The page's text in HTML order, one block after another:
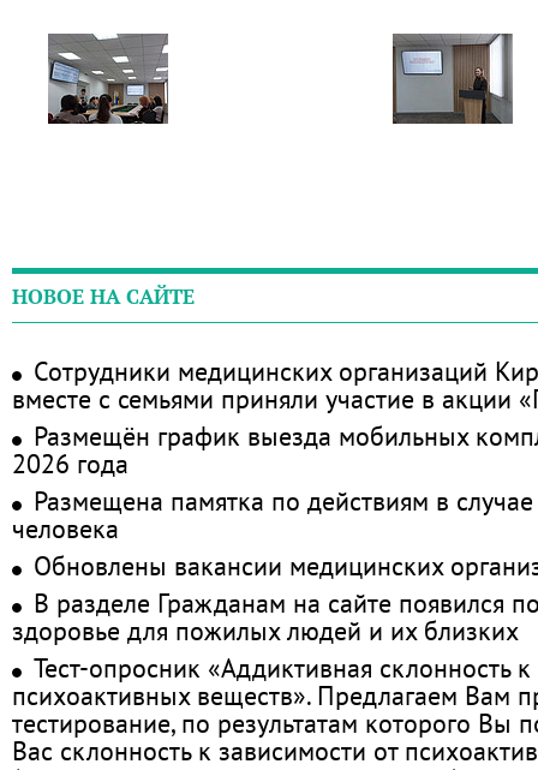
НОВОЕ НА САЙТЕ
Сотрудники медицинских организаций
вместе с семьями приняли участие в акции
Размещён график выезда мобильных
2026 года
Размещена памятка по действиям в
человека
Обновлены вакансии медицинских
В разделе Гражданам на сайте появился
здоровье для пожилых людей и их близких
Тест-опросник «Аддиктивная склонность
психоактивных веществ». Предлагаем Вам
тестирование, по результатам которого Вы
Вас склонность к зависимости от